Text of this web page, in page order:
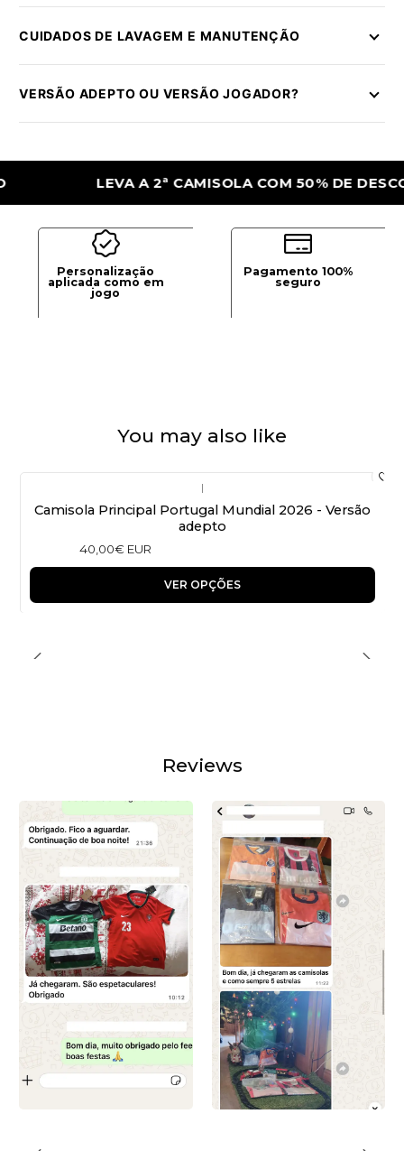
CUIDADOS DE LAVAGEM E MANUTENÇÃO
VERSÃO ADEPTO OU VERSÃO JOGADOR?
LEVA A 2ª CAMISOLA COM 50% DE DESCONTO
Personalização
aplicada como em
jogo
Pagamento 100%
seguro
You may also like
|
Camisola Principal Portugal Mundial 2026 - Versão
adepto
40,00€ EUR
VER OPÇÕES
Reviews